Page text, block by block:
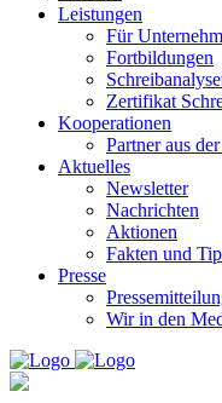
Leistungen
Für
Fortbildungen
Zertifikat
Kooperationen
Partner aus
Aktuelles
Newsletter
Nachrichten
Aktionen
Fakten und
Presse
Wir in den